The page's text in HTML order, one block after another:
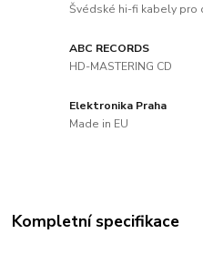
Švédské hi-fi kabely pro
ABC RECORDS
HD-MASTERING CD
Elektronika Praha
Made in EU
Kompletní specifikace